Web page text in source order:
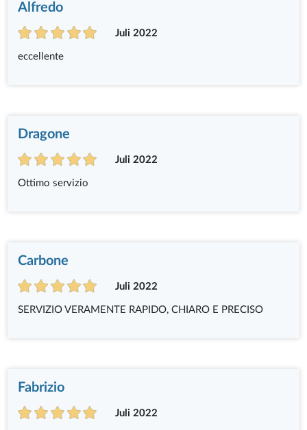
Alfredo
Juli 2022
eccellente
Dragone
Juli 2022
Ottimo servizio
Carbone
Juli 2022
SERVIZIO VERAMENTE RAPIDO, CHIARO E PRECISO
Fabrizio
Juli 2022